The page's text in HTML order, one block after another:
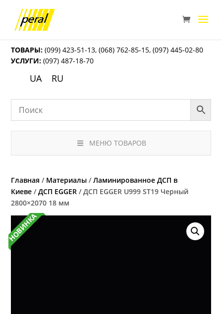
ТОВАРЫ: (099) 423-51-13,(068) 762-85-15,(097) 445-02-80
УСЛУГИ: (097) 487-18-70
UA RU
МЕНЮ ТОВАРОВ
Главная / Материалы /Ламинированное ДСП в
Киеве /ДСП EGGER / ДСП EGGER U999 ST19 Черный
2800×2070 18 мм
НОВИНКА